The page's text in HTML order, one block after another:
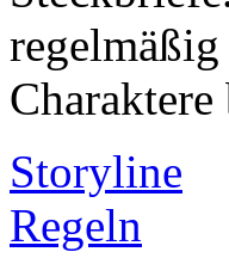
Charaktere
Storyline
Regeln